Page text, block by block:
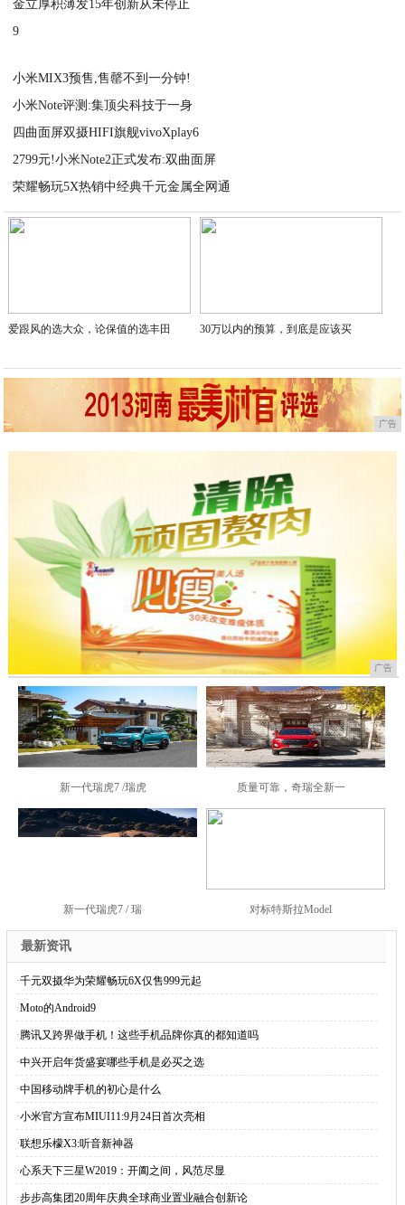
金立厚积薄发15年创新从未停止
9
小米MIX3预售,售罄不到一分钟!
小米Note评测:集顶尖科技于一身
四曲面屏双摄HIFI旗舰vivoXplay6
2799元!小米Note2正式发布:双曲面屏
荣耀畅玩5X热销中经典千元金属全网通
2020-09-05
爱跟风的选大众，论保值的选丰田 30万以内的预算，到底是应该买
广告
广告
新一代瑞虎7 /瑞虎 质量可靠，奇瑞全新一
新一代瑞虎7 / 瑞 对标特斯拉Model
最新资讯
·千元双摄华为荣耀畅玩6X仅售999元起
·Moto的Android9
·腾讯又跨界做手机！这些手机品牌你真的都知道吗
·中兴开启年货盛宴哪些手机是必买之选
·中国移动牌手机的初心是什么
·小米官方宣布MIUI11:9月24日首次亮相
·联想乐檬X3:听音新神器
·心系天下三星W2019：开阖之间，风范尽显
·步步高集团20周年庆典全球商业置业融合创新论